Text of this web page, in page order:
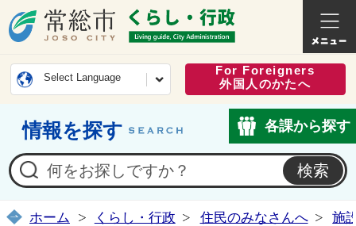
常総市公式ホームページ
くらし
Select Language
For Foreigners
外国人のかたへ
情報を探す 各課から探す
ホーム くらし・行政 住民のみなさんへ 施